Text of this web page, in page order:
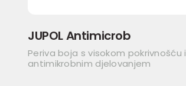
JUPOL Antimicrob
Periva boja s visokom pokrivnošću i
antimikrobnim djelovanjem